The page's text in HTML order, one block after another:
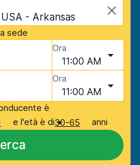
- Arkansas
sede
Ora
11:00 AM
Ora
11:00 AM
è
e l'età è di30-65 anni